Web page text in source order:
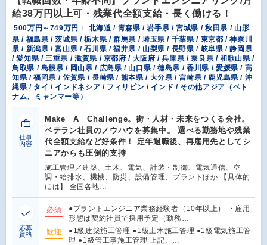
給38万円以上可・残業代全額支給・長く働ける！
500万円～749万円
北海道 / 青森県 / 岩手県 / 宮城県 / 秋田県 / 山形
県 / 福島県 / 茨城県 / 栃木県 / 群馬県 / 埼玉県 / 千葉県 / 東京都 / 神奈川
県 / 新潟県 / 富山県 / 石川県 / 福井県 / 山梨県 / 長野県 / 岐阜県 / 静岡県
/ 愛知県 / 三重県 / 滋賀県 / 京都府 / 大阪府 / 兵庫県 / 奈良県 / 和歌山県 /
鳥取県 / 島根県 / 岡山県 / 広島県 / 山口県 / 徳島県 / 香川県 / 愛媛県 / 高
知県 / 福岡県 / 佐賀県 / 長崎県 / 熊本県 / 大分県 / 宮崎県 / 鹿児島県 / 沖
縄県 / タイ / インドネシア / フィリピン / インド / その他アジア（ベト
ナム、ミャンマー等）
仕事
内容
Make A Challenge。街・人材・未来をつくる会社。
ベテラン社員のノウハウを募集中。 選べる勤務地や残業
代全額支給など好条件！ 定年退職後、再雇用先としてシ
ニアからも圧倒的支持
施工管理／建築、土木、電気、計装・制御、電気通信、空
調・給排水、機械、防災、設備管理、プラントほか 【具体的
には】 全国各地…
応募
資格
必須
●プラントエンジニア業務経験者（10年以上） ・雇用
形態は契約社員で採用予定（勤務…
歓迎
●1級建築施工管理 ●1級土木施工管理 ●1級電気施工管
理 ●1級管工事施工管理 上記、…